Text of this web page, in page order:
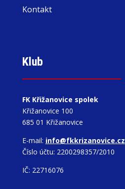
Kontakt
Klub
FK Křižanovice spolek
Křižanovice 100
685 01 Křižanovice
E-mail: info@fkkrizanovice.cz
Číslo účtu: 2200298357/2010
IČ: 22716076